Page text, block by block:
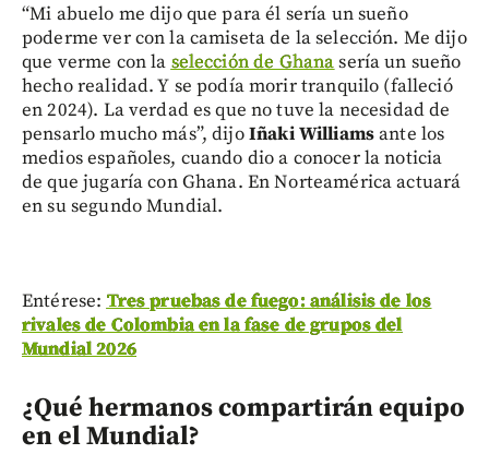
“Mi abuelo me dijo que para él sería un sueño
poderme ver con la camiseta de la selección. Me dijo
que verme con la selección de Ghanasería un sueño
hecho realidad. Y se podía morir tranquilo (falleció
en 2024). La verdad es que no tuve la necesidad de
pensarlo mucho más”, dijoIñaki Williamsante los
medios españoles, cuando dio a conocer la noticia
de que jugaría con Ghana. En Norteamérica actuará
en su segundo Mundial.
Entérese: Tres pruebas de fuego: análisis de los
rivales de Colombia en la fase de grupos del
Mundial 2026
¿Qué hermanos compartirán equipo
en el Mundial?